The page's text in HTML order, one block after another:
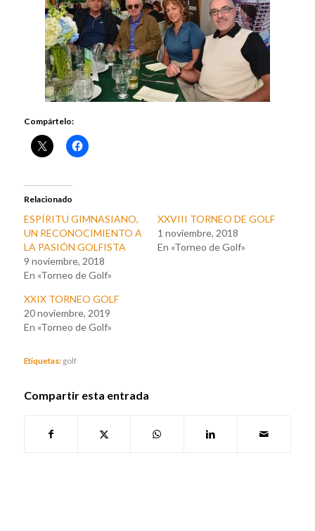
Compártelo:
Relacionado
ESPÍRITU GIMNASIANO,
UN RECONOCIMIENTO A
LA PASIÓN GOLFISTA
9 noviembre, 2018
En «Torneo de Golf»
XXVIII TORNEO DE GOLF
1 noviembre, 2018
En «Torneo de Golf»
XXIX TORNEO GOLF
20 noviembre, 2019
En «Torneo de Golf»
Etiquetas: golf
Compartir esta entrada